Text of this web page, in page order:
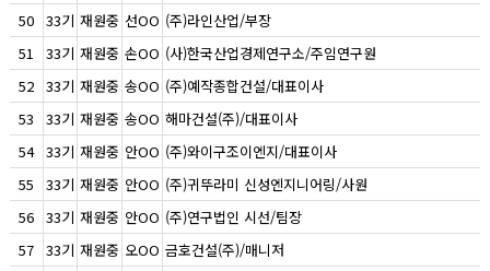
50 33기 재원중 선OO (주)라인산업/부장
51
33기 재원중 손OO (사)한국산업경제연구소/주임연구원
52 33기 재원중 송OO (주)예작종합건설/대표이사
53
33기 재원중 송OO 해마건설(주)/대표이사
54 33기 재원중 안OO (주)와이구조이엔지/대표이사
55
33기 재원중 안OO (주)귀뚜라미 신성엔지니어링/사원
56 33기 재원중 안OO (주)연구법인 시선/팀장
57 33기 재원중 오OO 금호건설(주)/매니저